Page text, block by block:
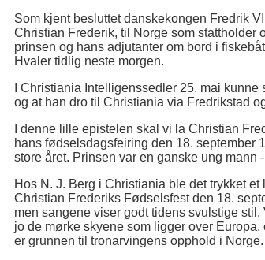
Som kjent besluttet danskekongen Fredrik
Christian Frederik, til Norge som stattholder
prinsen og hans adjutanter om bord i
Hvaler tidlig neste morgen.
I Christiania Intelligenssedler 25. mai
og at han dro til Christiania via Fredrikstad
I denne lille epistelen skal vi la Christian
hans fødselsdagsfeiring den 18. september
store året. Prinsen var en ganske ung
Hos N. J. Berg i Christiania ble det trykket
Christian Frederiks Fødselsfest den 18.
men sangene viser godt tidens svulstige
jo de mørke skyene som ligger over
er grunnen til tronarvingens opphold i Norge.